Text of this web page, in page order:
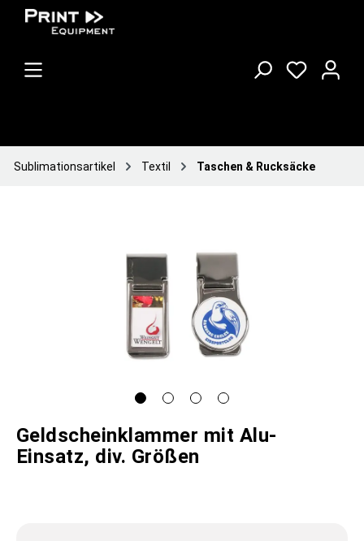
Sublimationsartikel Textil Taschen & Rucksäcke
Geldscheinklammer mit Alu-
Einsatz, div. Größen